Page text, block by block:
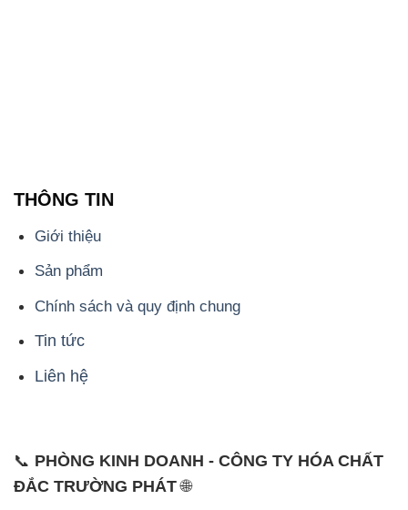
THÔNG TIN
Giới thiệu
Sản phẩm
Chính sách và quy định chung
Tin tức
Liên hệ
📞 PHÒNG KINH DOANH - CÔNG TY HÓA CHẤT
ĐẮC TRƯỜNG PHÁT🌐